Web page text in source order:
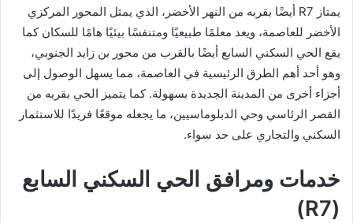
يمتاز R7 أيضًا بقربه من النهر الأخضر، الذي يمثل المحور المركزي
الأخضر للعاصمة، ويعد معلمًا طبيعيًا ومتنفسًا بيئيًا هامًا للسكان كما
يقع الحي السكني السابع أيضًا بالقرب من محور بن زايد الجنوبي،
وهو أحد أهم الطرق الرئيسية في العاصمة، مما يسهل الوصول إلى
أجزاء أخرى من المدينة الجديدة بسهولة. كما يتميز الحي بقربه من
القصر الرئاسي وحي الدبلوماسيين، ما يجعله موقعًا فريدًا للاستثمار
السكني والتجاري على حد سواء.
خدمات ومرافق الحي السكني السابع
(R7)